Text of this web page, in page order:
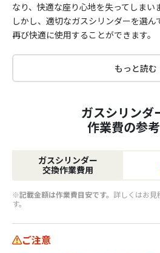
なり、快適な座り心地を失ってしまい
しかし、適切なガスシリンダーを選
再び快適に使用することができます。
もっと読む
ガスシリンダ
作業費の参
ガスシリンダー
交換作業費用
※記載金額は作業費目安です。 詳しくはお見
す。
ご注意